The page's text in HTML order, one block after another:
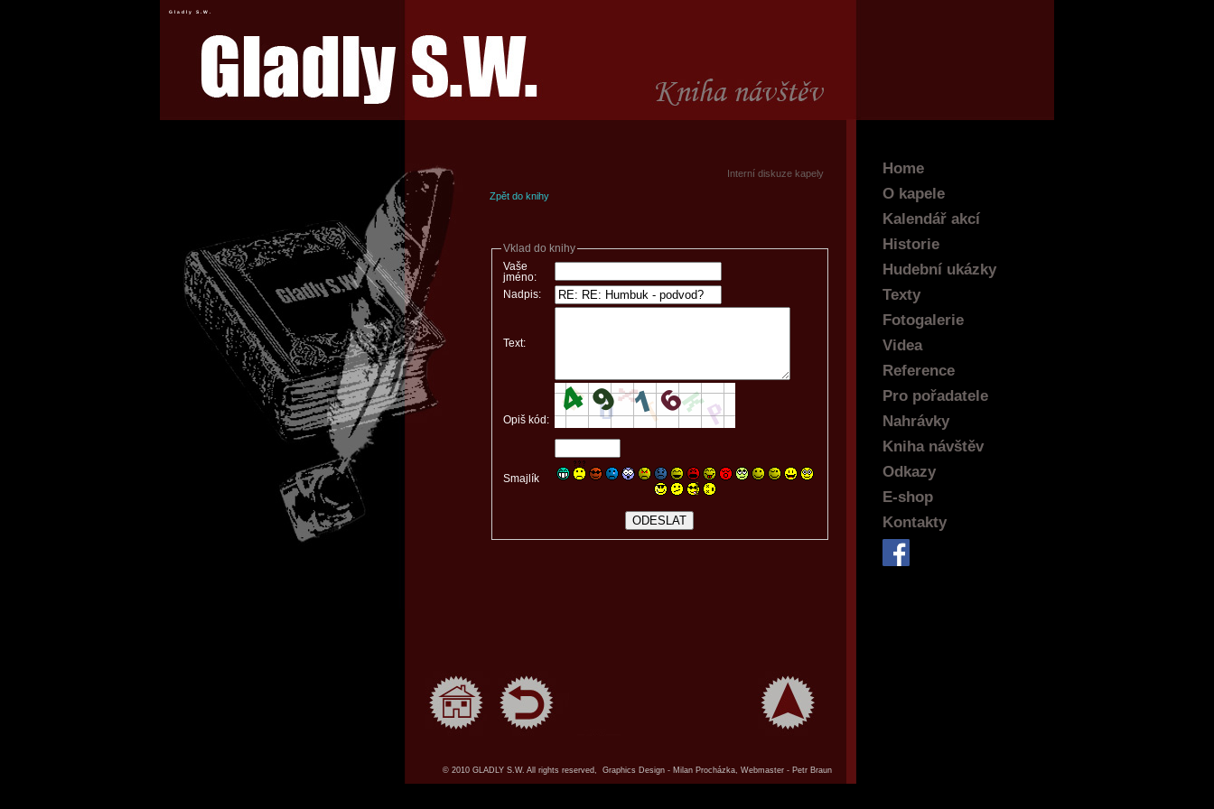
Gladly S.W.
Interní diskuze kapely
Zpět do knihy
Vklad do knihy
Vaše
jméno:
Nadpis:
Text:
Opiš kód:
Smajlík
Home
O kapele
Kalendář akcí
Historie
Hudební ukázky
Texty
Fotogalerie
Videa
Reference
Pro pořadatele
Nahrávky
Kniha návštěv
Odkazy
E-shop
Kontakty
© 2010 GLADLY S.W. All rights reserved, Graphics Design - Milan Procházka, Webmaster - Petr Braun